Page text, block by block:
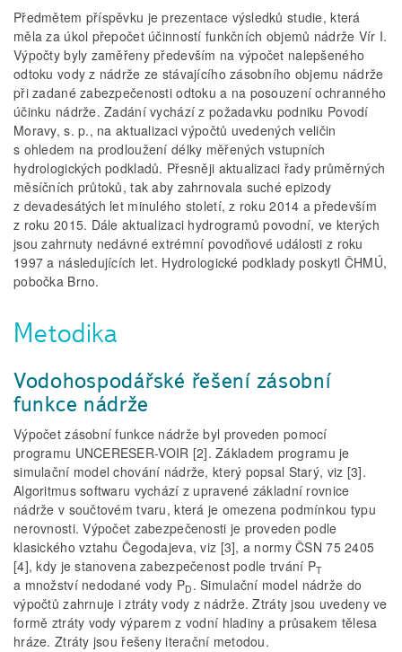
Předmětem příspěvku je prezentace výsledků studie, která
měla za úkol přepočet účinností funkčních objemů nádrže Vír I.
Výpočty byly zaměřeny především na výpočet nalepšeného
odtoku vody z nádrže ze stávajícího zásobního objemu nádrže
při zadané zabezpečenosti odtoku a na posouzení ochranného
účinku nádrže. Zadání vychází z požadavku podniku Povodí
Moravy, s. p., na aktualizaci výpočtů uvedených veličin
s ohledem na prodloužení délky měřených vstupních
hydrologických podkladů. Přesněji aktualizaci řady průměrných
měsíčních průtoků, tak aby zahrnovala suché epizody
z devadesátých let minulého století, z roku 2014 a především
z roku 2015. Dále aktualizaci hydrogramů povodní, ve kterých
jsou zahrnuty nedávné extrémní povodňové události z roku
1997 a následujících let. Hydrologické podklady poskytl ČHMÚ,
pobočka Brno.
Metodika
Vodohospodářské řešení zásobní
funkce nádrže
Výpočet zásobní funkce nádrže byl proveden pomocí
programu UNCERESER-VOIR [2]. Základem programu je
simulační model chování nádrže, který popsal Starý, viz [3].
Algoritmus softwaru vychází z upravené základní rovnice
nádrže v součtovém tvaru, která je omezena podmínkou typu
nerovnosti. Výpočet zabezpečenosti je proveden podle
klasického vztahu Čegodajeva, viz [3], a normy ČSN 75 2405
[4], kdy je stanovena zabezpečenost podle trvání PT
a množství nedodané vody PD . Simulační model nádrže do
výpočtů zahrnuje i ztráty vody z nádrže. Ztráty jsou uvedeny ve
formě ztráty vody výparem z vodní hladiny a průsakem tělesa
hráze. Ztráty jsou řešeny iterační metodou.